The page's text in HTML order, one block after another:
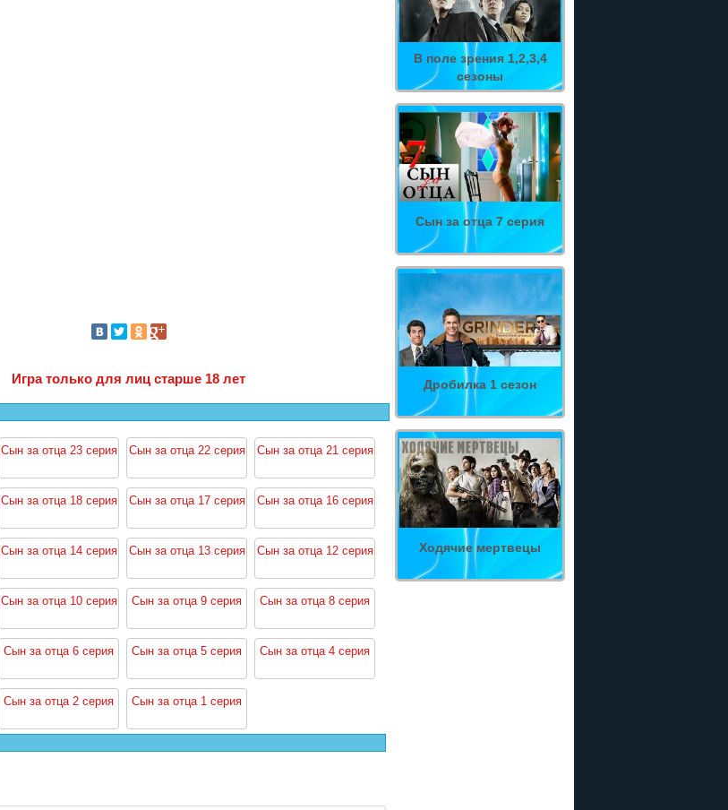
В поле зрения 1,2,3,4
сезоны
Сын за отца 7 серия
Дробилка 1 сезон
Ходячие мертвецы
Игра только для лиц старше 18 лет
Сын за отца 23 серия Сын за отца 22 серия Сын за отца 21 серия
Сын за отца 18 серия Сын за отца 17 серия Сын за отца 16 серия
Сын за отца 14 серия Сын за отца 13 серия Сын за отца 12 серия
Сын за отца 10 серия Сын за отца 9 серия Сын за отца 8 серия
Сын за отца 6 серия Сын за отца 5 серия Сын за отца 4 серия
Сын за отца 2 серия Сын за отца 1 серия